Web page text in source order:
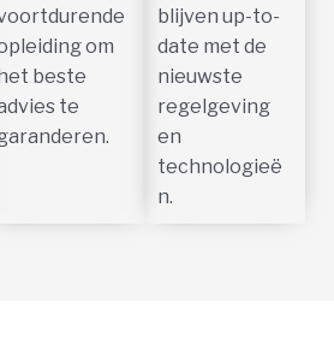
om
het beste
te
blijven up-to-
date met de
nieuwste
regelgeving
en
technologieë
n.